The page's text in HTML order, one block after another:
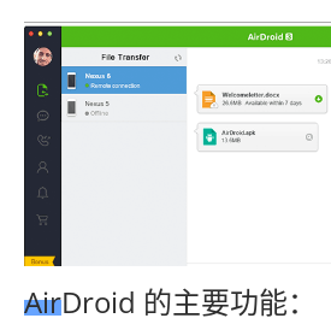
AirDroid 的主要功能：